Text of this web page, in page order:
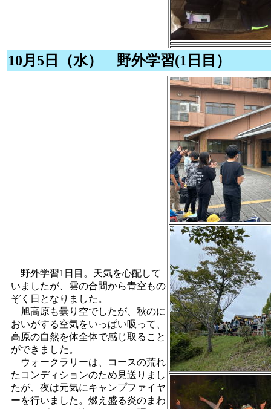
10月5日（水） 野外学習(1日目）
野外学習1日目。天気を心配して
いましたが、雲の合間から青空もの
ぞく日となりました。
旭高原も曇り空でしたが、秋のに
おいがする空気をいっぱい吸って、
高原の自然を体全体で感じ取ること
ができました。
ウォークラリーは、コースの荒れ
たコンディションのため見送りまし
たが、夜は元気にキャンプファイヤ
ーを行いました。燃え盛る炎のまわ